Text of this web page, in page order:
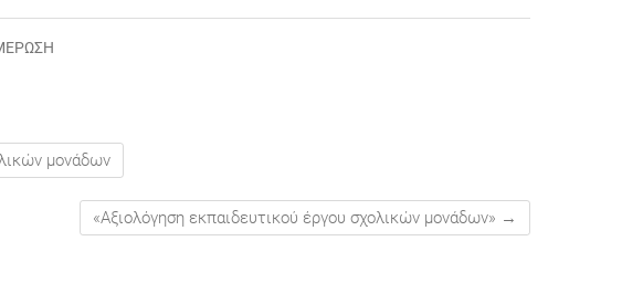
μονάδων
«Αξιολόγηση εκπαιδευτικού έργου σχολικών μονάδων» →